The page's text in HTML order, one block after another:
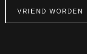
VRIEND WORDEN